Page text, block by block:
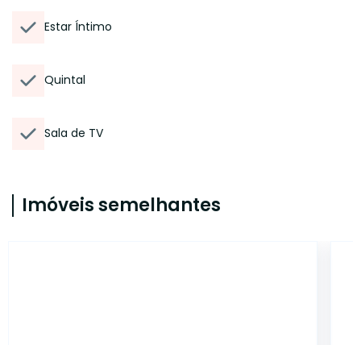
Estar Íntimo
Quintal
Sala de TV
Imóveis semelhantes